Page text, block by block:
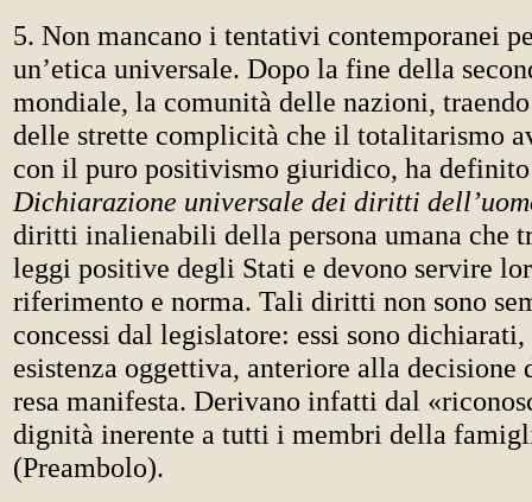
5. Non mancano i tentativi contemporanei
un’etica universale. Dopo la fine della
mondiale, la comunità delle nazioni,
delle strette complicità che il totalitarismo
con il puro positivismo giuridico, ha
Dichiarazione universale dei diritti
diritti inalienabili della persona umana che
leggi positive degli Stati e devono servire
riferimento e norma. Tali diritti non sono
concessi dal legislatore: essi sono
esistenza oggettiva, anteriore alla decisione
resa manifesta. Derivano infatti dal
dignità inerente a tutti i membri della
(Preambolo).